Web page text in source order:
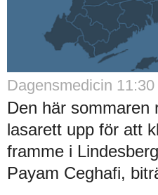
Dagensmedicin 11:30
Den här sommaren
lasarett upp för att
framme i
Payam Ceghafi,